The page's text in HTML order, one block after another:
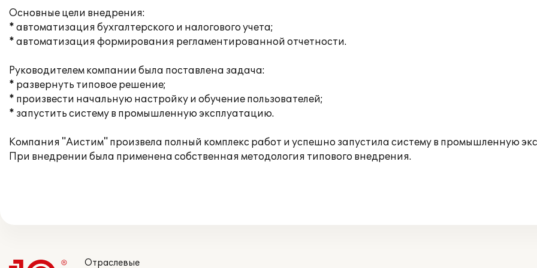
Основные цели внедрения:
* автоматизация бухгалтерского и налогового учета;
* автоматизация формирования регламентированной отчетности.
Руководителем компании была поставлена задача:
* развернуть типовое решение;
* произвести начальную настройку и обучение пользователей;
* запустить систему в промышленную эксплуатацию.
Компания "Аистим" произвела полный комплекс работ и успешно запустила систему в промышленную
При внедрении была применена собственная методология типового внедрения.
Отраслевые